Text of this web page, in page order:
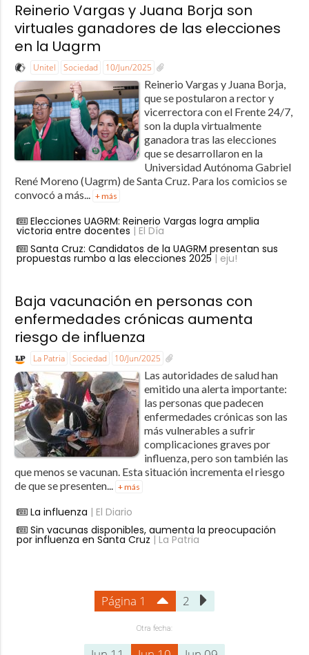
Reinerio Vargas y Juana Borja son
virtuales ganadores de las elecciones
en la Uagrm
Unitel Sociedad 10/Jun/2025
Reinerio Vargas y Juana Borja,
que se postularon a rector y
vicerrectora con el Frente 24/7,
son la dupla virtualmente
ganadora tras las elecciones
que se desarrollaron en la
Universidad Autónoma Gabriel
René Moreno (Uagrm) de Santa Cruz. Para los comicios se
convocó a más... + más
Elecciones UAGRM: Reinerio Vargas logra amplia
victoria entre docentes | El Día
Santa Cruz: Candidatos de la UAGRM presentan sus
propuestas rumbo a las elecciones 2025 | eju!
Baja vacunación en personas con
enfermedades crónicas aumenta
riesgo de influenza
La Patria Sociedad 10/Jun/2025
Las autoridades de salud han
emitido una alerta importante:
las personas que padecen
enfermedades crónicas son las
más vulnerables a sufrir
complicaciones graves por
influenza, pero son también las
que menos se vacunan. Esta situación incrementa el riesgo
de que se presenten...
+ más
La influenza | El Diario
Sin vacunas disponibles, aumenta la preocupación
por influenza en Santa Cruz | La Patria
Página 1 2
Otra fecha: